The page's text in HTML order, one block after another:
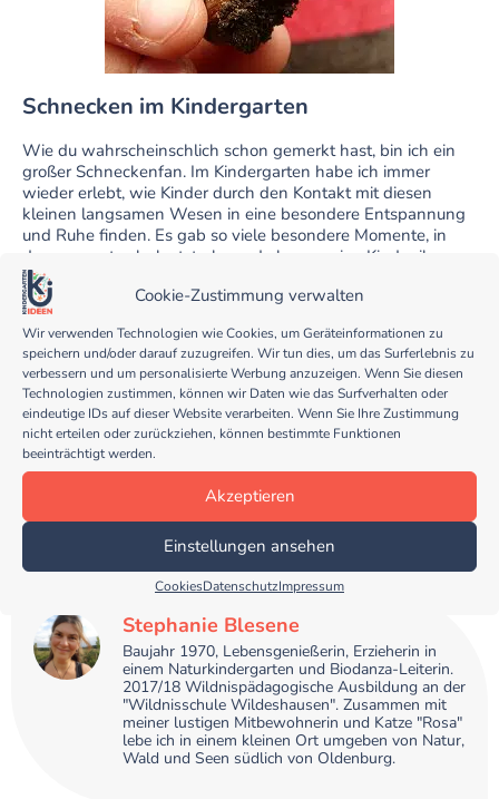
Cookie-Zustimmung verwalten
Wir verwenden Technologien wie Cookies, um Geräteinformationen zu
speichern und/oder darauf zuzugreifen. Wir tun dies, um das Surferlebnis zu
verbessern und um personalisierte Werbung anzuzeigen. Wenn Sie diesen
Technologien zustimmen, können wir Daten wie das Surfverhalten oder
eindeutige IDs auf dieser Website verarbeiten. Wenn Sie Ihre Zustimmung
nicht erteilen oder zurückziehen, können bestimmte Funktionen
beeinträchtigt werden.
Akzeptieren
Einstellungen ansehen
CookiesDatenschutzImpressum
Schnecken im Kindergarten
Wie du wahrscheinschlich schon gemerkt hast, bin ich ein
großer Schneckenfan. Im Kindergarten habe ich immer
wieder erlebt, wie Kinder durch den Kontakt mit diesen
kleinen langsamen Wesen in eine besondere Entspannung
und Ruhe finden. Es gab so viele besondere Momente, in
denen sonst sehr lautstarke und eher ruppige Kinder ihre
ganze Fürsorge und Zartheit zeigten, wenn sie über eine
lange Zeit eine Schnecke auf der Hand hielten oder eine
Schneckenfühlung
Teile diesen Beitrag
Stephanie Blesene
Baujahr 1970, Lebensgenießerin, Erzieherin in
einem Naturkindergarten und Biodanza-Leiterin.
2017/18 Wildnispädagogische Ausbildung an der
"Wildnisschule Wildeshausen". Zusammen mit
meiner lustigen Mitbewohnerin und Katze "Rosa"
lebe ich in einem kleinen Ort umgeben von Natur,
Wald und Seen südlich von Oldenburg.